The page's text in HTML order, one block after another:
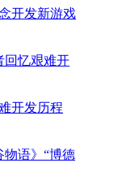
开发新游戏
开发历程